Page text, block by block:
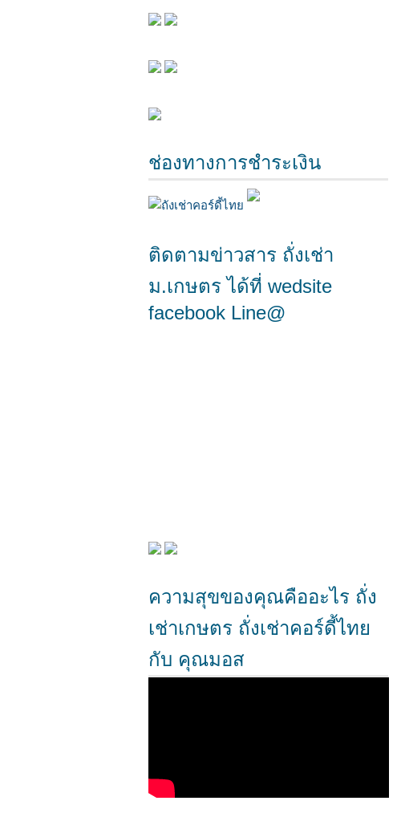
ช่องทางการชำระเงิน
ติดตามข่าวสาร ถั่งเช่า
ม.เกษตร ได้ที่ wedsite
facebook Line@
ความสุขของคุณคืออะไร ถั่ง
เช่าเกษตร ถั่งเช่าคอร์ดี้ไทย
กับ คุณมอส